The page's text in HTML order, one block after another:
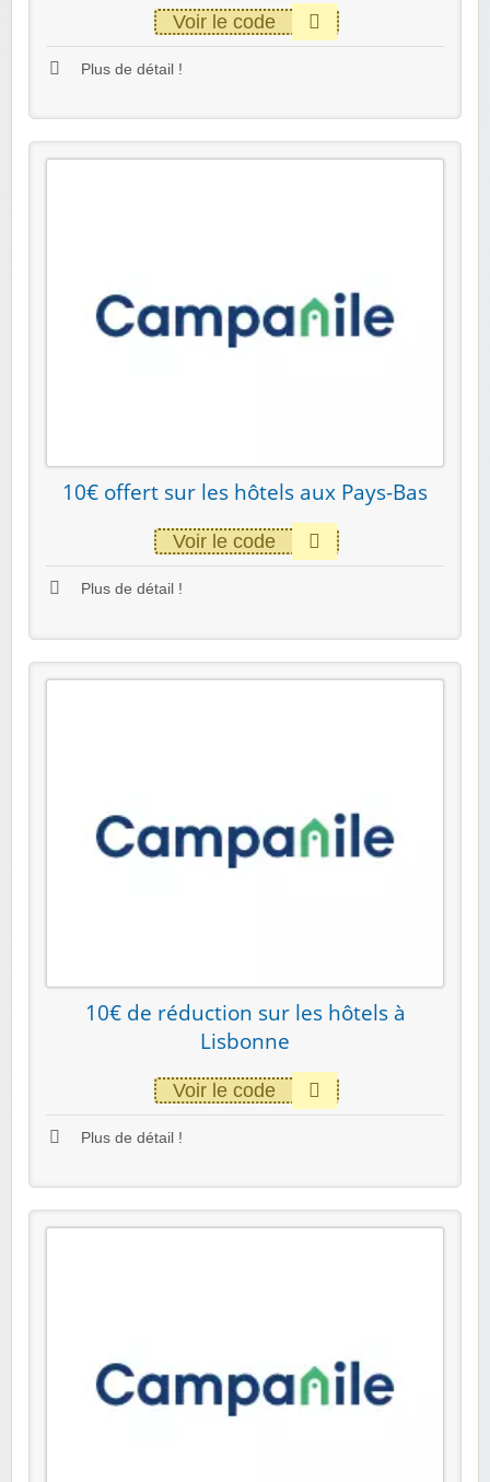
Voir le code
Plus de détail !
10€ offert sur les hôtels aux Pays-Bas
Voir le code
Plus de détail !
10€ de réduction sur les hôtels à
Lisbonne
Voir le code
Plus de détail !